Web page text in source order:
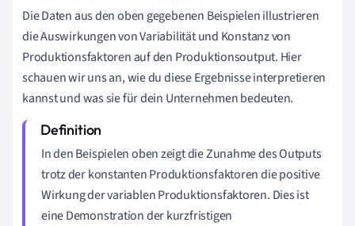
Die Daten aus den oben gegebenen Beispielen illustrieren
die Auswirkungen von Variabilität und Konstanz von
Produktionsfaktoren auf den Produktionsoutput. Hier
schauen wir uns an, wie du diese Ergebnisse interpretieren
kannst und was sie für dein Unternehmen bedeuten.
In den Beispielen oben zeigt die Zunahme des Outputs
trotz der konstanten Produktionsfaktoren die positive
Wirkung der variablen Produktionsfaktoren. Dies ist
eine Demonstration der kurzfristigen